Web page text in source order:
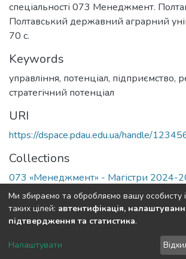
спеціальності 073 Менеджмент.
Полтавський державний аграрний
70 с.
Keywords
управління, потенціал, підприємство,
стратегічний потенціал
URI
https://dspace.pdau.edu.ua/handle/
Collections
073 «Менеджмент» - Магістри 2024-
Full item page
DSpace software copyright © 2002-
Send
Ми збираємо та обробляємо вашу особисту
таких цілей: автентифікація,
підтвердження та статистика.
Налаштувати